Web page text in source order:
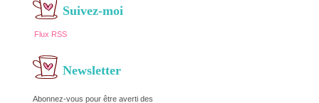
Suivez-moi
Flux RSS
Newsletter
Abonnez-vous pour être averti des